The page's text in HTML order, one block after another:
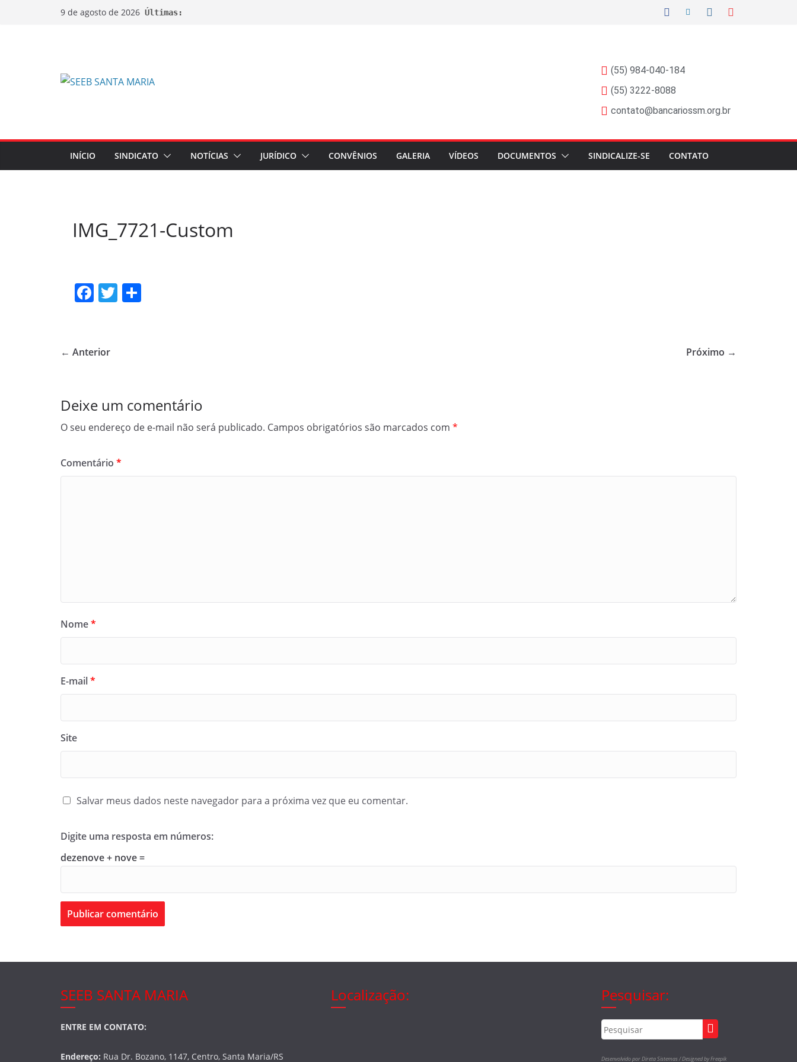
9 de agosto de 2026 Últimas:
(55) 984-040-184
(55) 3222-8088
contato@bancariossm.org.br
INÍCIO SINDICATO NOTÍCIAS JURÍDICO CONVÊNIOS GALERIA VÍDEOS DOCUMENTOS SINDICALIZE-SE CONTATO
IMG_7721-Custom
F
e
o
k
T
← Anterior Próximo →
Deixe um comentário
O seu endereço de e-mail não será publicado. Campos obrigatórios são marcados com *
Comentário *
Nome*
E-mail*
Site
Salvar meus dados neste navegador para a próxima vez que eu comentar.
Digite uma resposta em números:
dezenove + nove =
SEEB SANTA MARIA
ENTRE EM CONTATO:
Endereço: Rua Dr. Bozano, 1147, Centro, Santa Maria/RS
Localização: Pesquisar:
Desenvolvido por Direta Sistemas /Designed by Freepik